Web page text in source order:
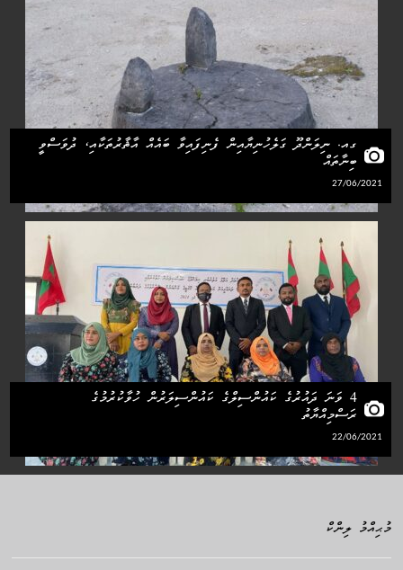
ގއ. ނިލަންދޫ ގަލެހުނިޔާއިން ފެނިފައިވާ ބައެއް އާޘާރުތަކާއި، ދުވަސްވީ
ބިނާތައް
27/06/2021
4 ވަނަ ދައުރުގެ ކައުންސިލްގެ ކައުންސިލަރުން ހުވާކުރުމުގެ
ރަސްމިއްޔާތު
22/06/2021
މުޙިއްމު ލިންކް